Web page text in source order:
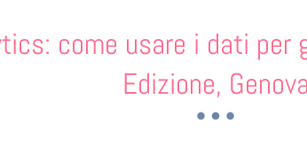
come usare i dati per
Edizione, Genova